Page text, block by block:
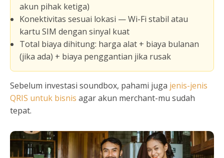
akun pihak ketiga)
Konektivitas sesuai lokasi — Wi-Fi stabil atau
kartu SIM dengan sinyal kuat
Total biaya dihitung: harga alat + biaya bulanan
(jika ada) + biaya penggantian jika rusak
Sebelum investasi soundbox, pahami juga jenis-jenis
QRIS untuk bisnis agar akun merchant-mu sudah
tepat.